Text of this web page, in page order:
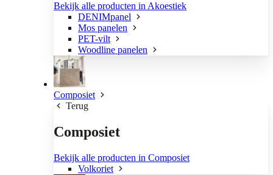
Bekijk alle producten in Akoestiek
DENIMpanel
Mos panelen
PET-vilt
Woodline panelen
Composiet
Terug
Composiet
Bekijk alle producten in Composiet
Volkoriet